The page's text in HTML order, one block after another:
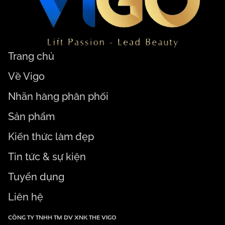
Trang chủ
Về Vigo
Nhãn hàng phân phối
Sản phẩm
Kiến thức làm đẹp
Tin tức & sự kiện
Tuyển dụng
Liên hệ
CÔNG TY TNHH TM DV XNK THE VIGO